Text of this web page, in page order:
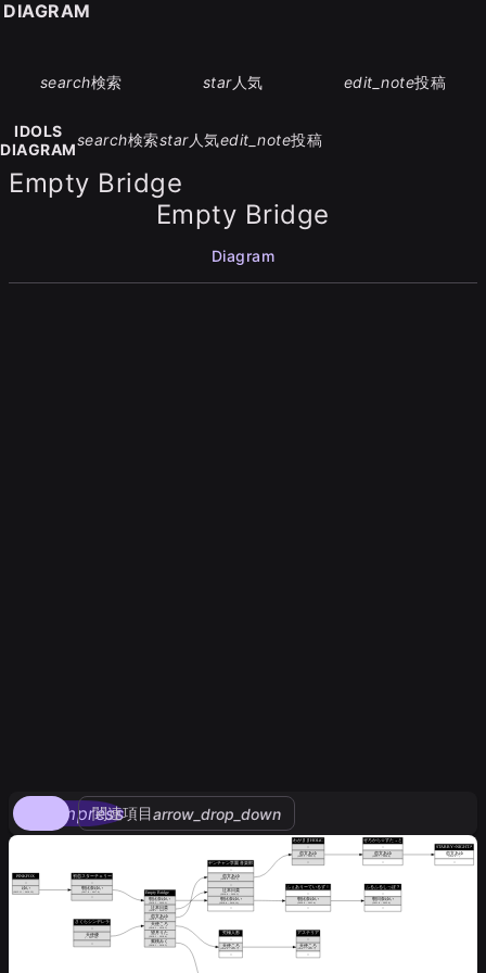
search検索 star人気 edit_note投稿
IDOLS
DIAGRAM
search検索star人気edit_note投稿
Empty Bridge
Empty Bridge
Diagram
compress
関連項目arrow_drop_down